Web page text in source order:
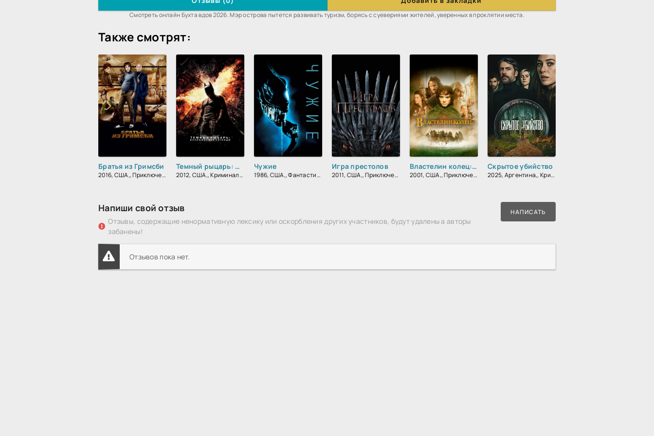
Смотреть онлайн Бухта вдов 2026. Мэр острова пытется развивать туризм, борясь с суевериями жителей, уверенных в проклятии места.
Также смотрят:
Братья из Гримсби
2016, США,, Приключения, Комедия, Боевик, Зарубежный
Темный рыцарь: Возрождение легенды
2012, США,, Криминал, Фантастика, Боевик, Триллер, Зарубежный, Драма
Чужие
1986, США,, Фантастика, Боевик, Триллер, Зарубежный
Игра престолов
2011, США,, Приключения, Фэнтези, Блокбастер, Мистический, Боевик, Зарубежный, Мелодрама, Драма
Властелин колец: Братство кольца
2001, США,, Приключения, Фэнтези, Боевик, Зарубежный
Скрытое убийство
2025, Аргентина,, Криминал, Детектив, Триллер
Напиши свой отзыв
Отзывы, содержащие ненормативную лексику или оскорбления других участников, будут удалены а авторы
забанены!
НАПИСАТЬ
Отзывов пока нет.